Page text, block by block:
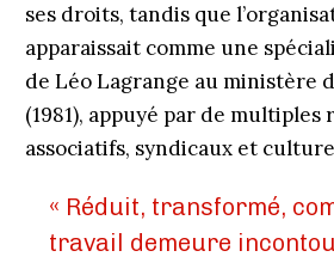
ses droits, tandis que
apparaissait comme une
de Léo Lagrange au ministère
(1981), appuyé par de multiples
associatifs, syndicaux et
« Réduit, transformé,
travail demeure